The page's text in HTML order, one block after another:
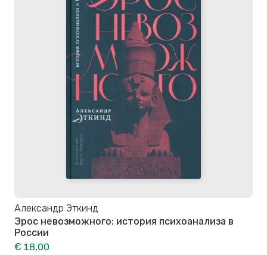
Александр Эткинд
Эрос невозможного: история психоанализа в
России
€ 18,00